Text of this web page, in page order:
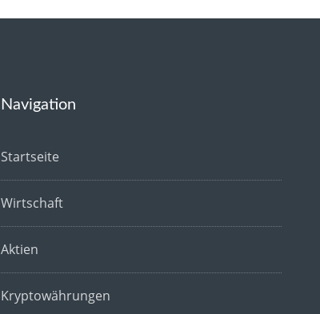
Navigation
Startseite
Wirtschaft
Aktien
Kryptowährungen